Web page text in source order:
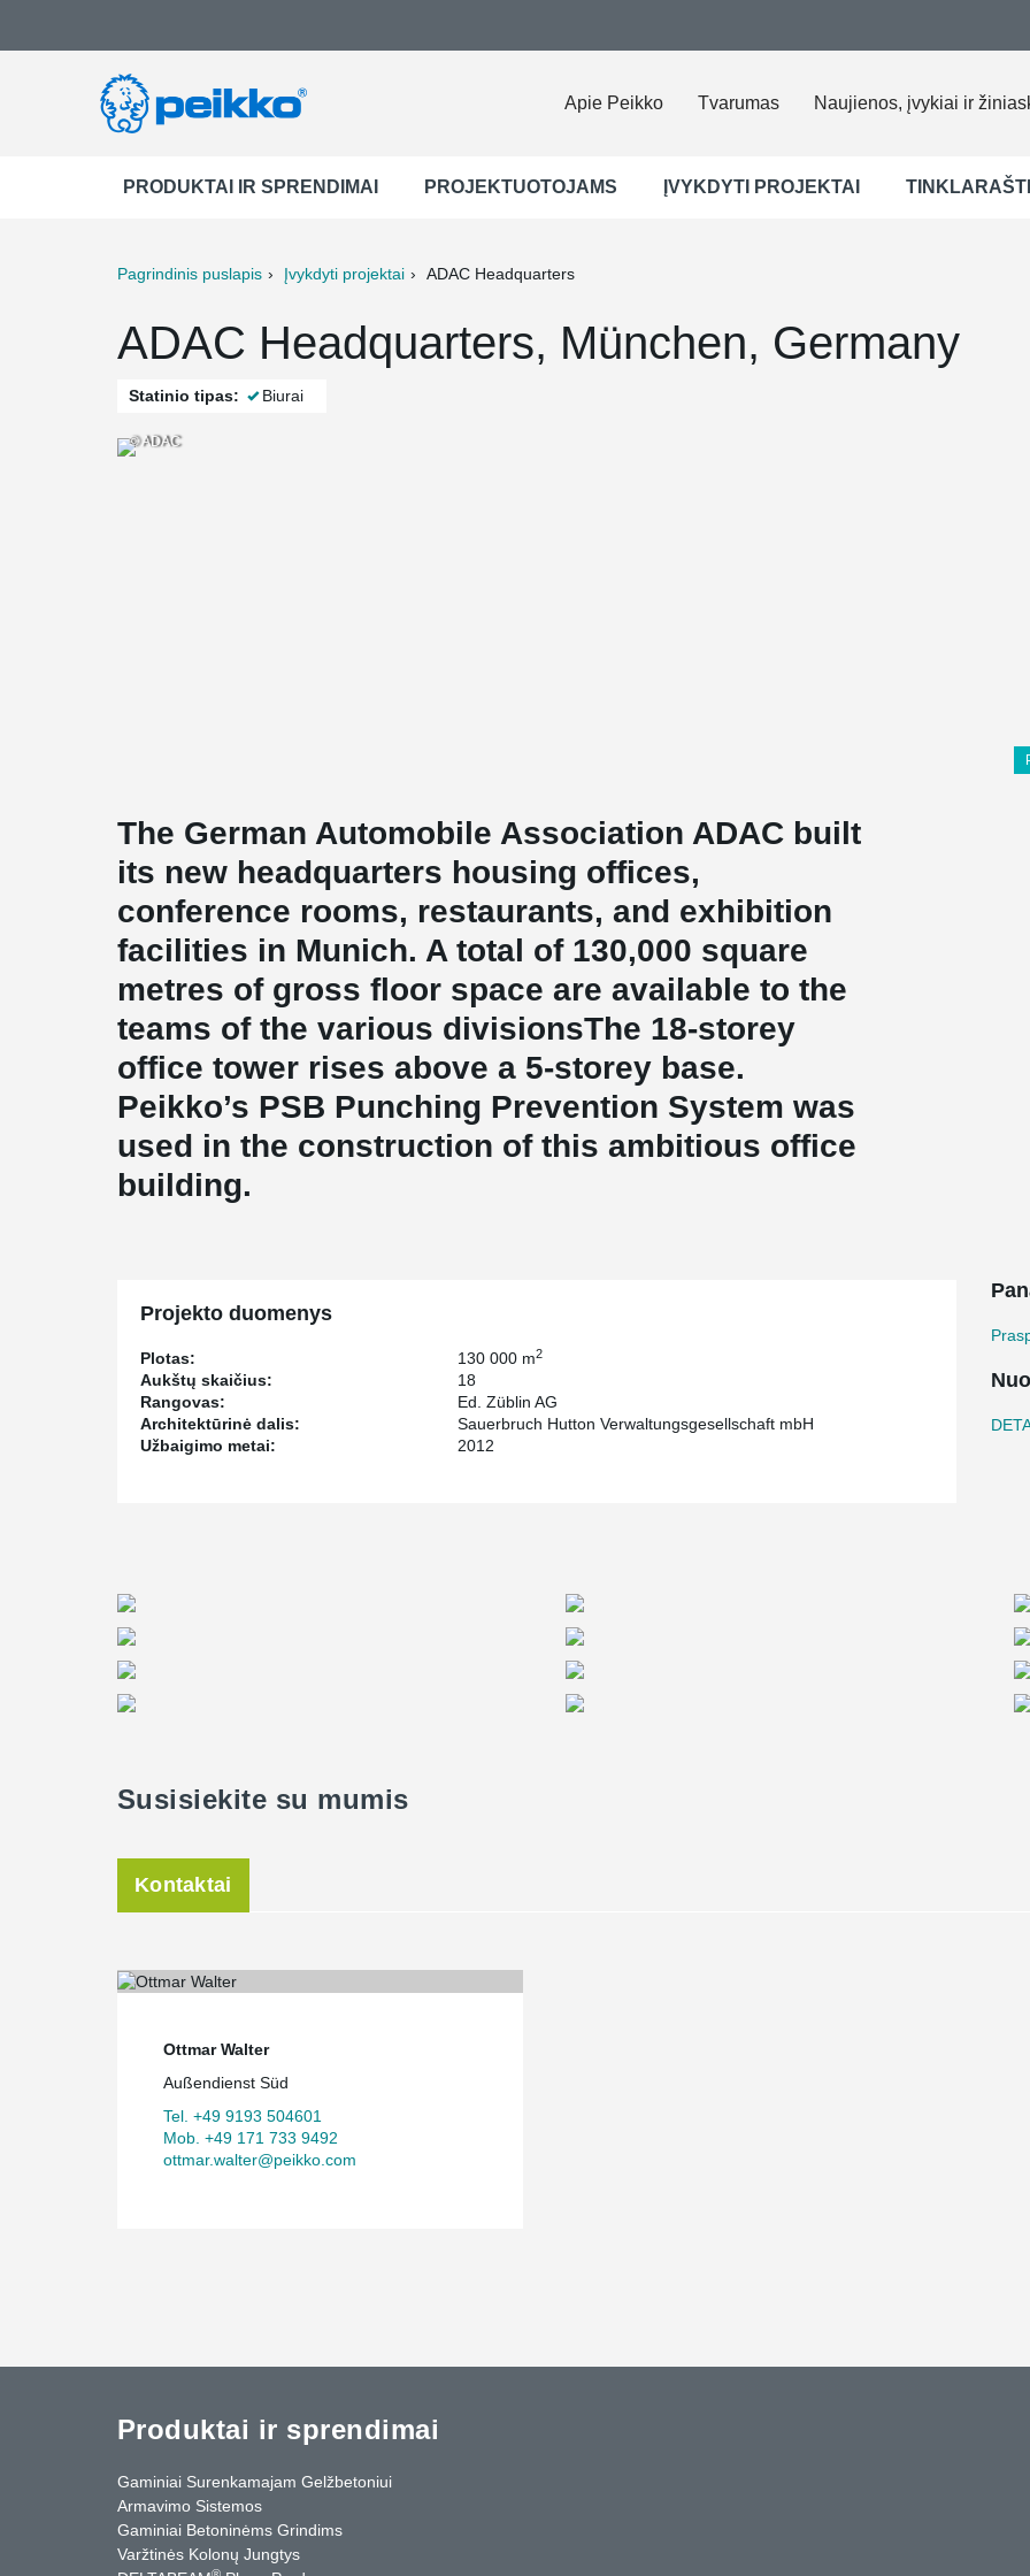
Apie Peikko Tvarumas Naujienos, įvykiai ir
PRODUKTAI IR SPRENDIMAI PROJEKTUOTOJAMS ĮVYKDYTI PROJEKTAI
Pagrindinis puslapis Įvykdyti projektai ADAC Headquarters
ADAC Headquarters, München, Germany
Statinio tipas: Biurai
© ADAC
The German Automobile Association ADAC built
its new headquarters housing offices,
conference rooms, restaurants, and exhibition
facilities in Munich. A total of 130,000 square
metres of gross floor space are available to the
teams of the various divisionsThe 18-storey
office tower rises above a 5-storey base.
Peikko’s PSB Punching Prevention System was
used in the construction of this ambitious office
building.
Projekto duomenys
Plotas: 130 000 m2
Aukštų skaičius:
18
Rangovas:
Ed. Züblin AG
Architektūrinė dalis:
Sauerbruch Hutton Verwaltungsgesellschaft mbH
Užbaigimo metai:
2012
Susisiekite su mumis
Kontaktai
Ottmar Walter
Außendienst Süd
Tel. +49 9193 504601
Mob. +49 171 733 9492
ottmar.walter@peikko.com
Produktai ir sprendimai
Gaminiai Surenkamajam Gelžbetoniui
Armavimo Sistemos
Gaminiai Betoninėms Grindims
Varžtinės Kolonų Jungtys
®